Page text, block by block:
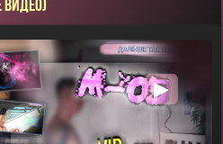
ВИДЕО)
▶